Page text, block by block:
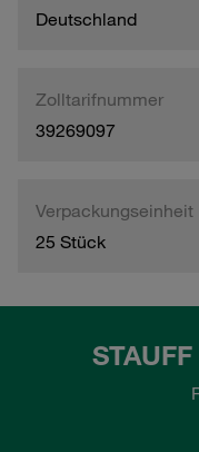
Deutschland
Zolltarifnummer
39269097
Verpackungseinheit
25 Stück